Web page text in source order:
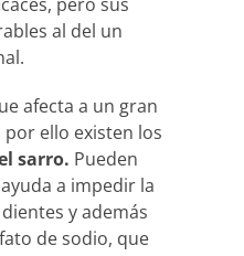
al del un
afecta a un gran
ello existen los
sarro. Pueden
a impedir la
y además
de sodio, que